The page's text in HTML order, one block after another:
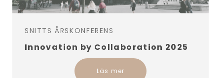
SNITTS ÅRSKONFERENS
Innovation by Collaboration 2025
Läs mer